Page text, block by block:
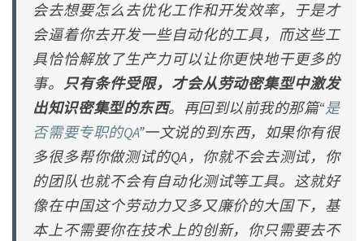
会去想要怎么去优化工作和开发效率，于是才
会逼着你去开发一些自动化的工具，而这些工
具恰恰解放了生产力可以让你更快地干更多的
事。 只有条件受限，才会从劳动密集型中激发
出知识密集型的东西。再回到以前我的那篇“是
否需要专职的QA”一文说的到东西，如果你有很
多很多帮你做测试的QA，你就不会去测试，你
的团队也就不会有自动化测试等工具。这就好
像在中国这个劳动力又多又廉价的大国下，基
本上不需要你在技术上的创新，你只需要去不